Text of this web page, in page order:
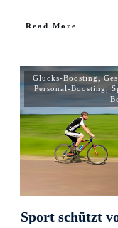
Read More
Glücks-Boosting,
Personal-Boosting
Sport schützt